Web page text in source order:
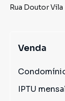
Rua Doutor Vila
Venda
IPTU